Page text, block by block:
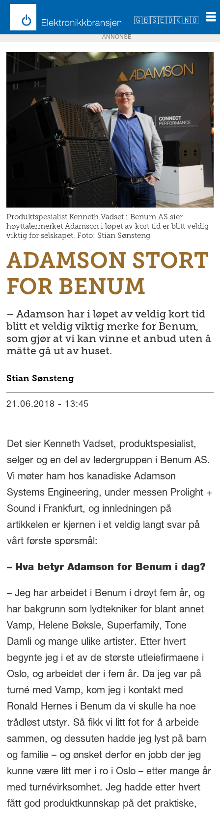
🇬🇧🇸🇪🇩🇰🇳🇴
ANNONSE
Produktspesialist Kenneth Vadset i Benum AS sier
høyttalermerket Adamson i løpet av kort tid er blitt veldig
viktig for selskapet. Foto: Stian Sønsteng
ADAMSON STORT
FOR BENUM
– Adamson har i løpet av veldig kort tid
blitt et veldig viktig merke for Benum,
som gjør at vi kan vinne et anbud uten å
måtte gå ut av huset.
Stian Sønsteng
21.06.2018 - 13:45
Det sier Kenneth Vadset, produktspesialist,
selger og en del av ledergruppen i Benum AS.
Vi møter ham hos kanadiske Adamson
Systems Engineering, under messen Prolight +
Sound i Frankfurt, og innledningen på
artikkelen er kjernen i et veldig langt svar på
vårt første spørsmål:
– Hva betyr Adamson for Benum i dag?
– Jeg har arbeidet i Benum i drøyt fem år, og
har bakgrunn som lydtekniker for blant annet
Vamp, Helene Bøksle, Superfamily, Tone
Damli og mange ulike artister. Etter hvert
begynte jeg i et av de største utleiefirmaene i
Oslo, og arbeidet der i fem år. Da jeg var på
turné med Vamp, kom jeg i kontakt med
Ronald Hernes i Benum da vi skulle ha noe
trådløst utstyr. Så fikk vi litt fot for å arbeide
sammen, og dessuten hadde jeg lyst på barn
og familie – og ønsket derfor en jobb der jeg
kunne være litt mer i ro i Oslo – etter mange år
med turnévirksomhet. Jeg hadde etter hvert
fått god produktkunnskap på det praktiske,